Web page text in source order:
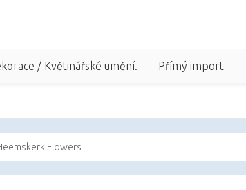
/ Květinářské umění. Přímý import
Flowers